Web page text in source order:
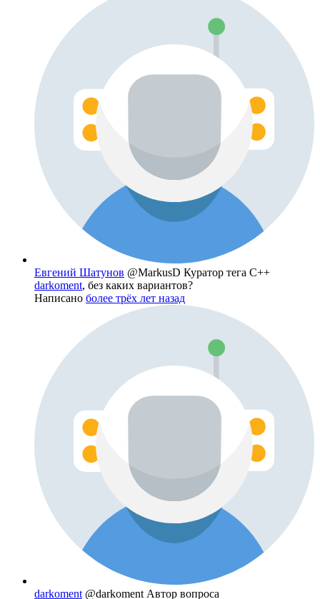
Евгений Шатунов @MarkusD Куратор тега C++
darkoment, без каких вариантов?
Написано более трёх лет назад
darkoment @darkoment Автор вопроса